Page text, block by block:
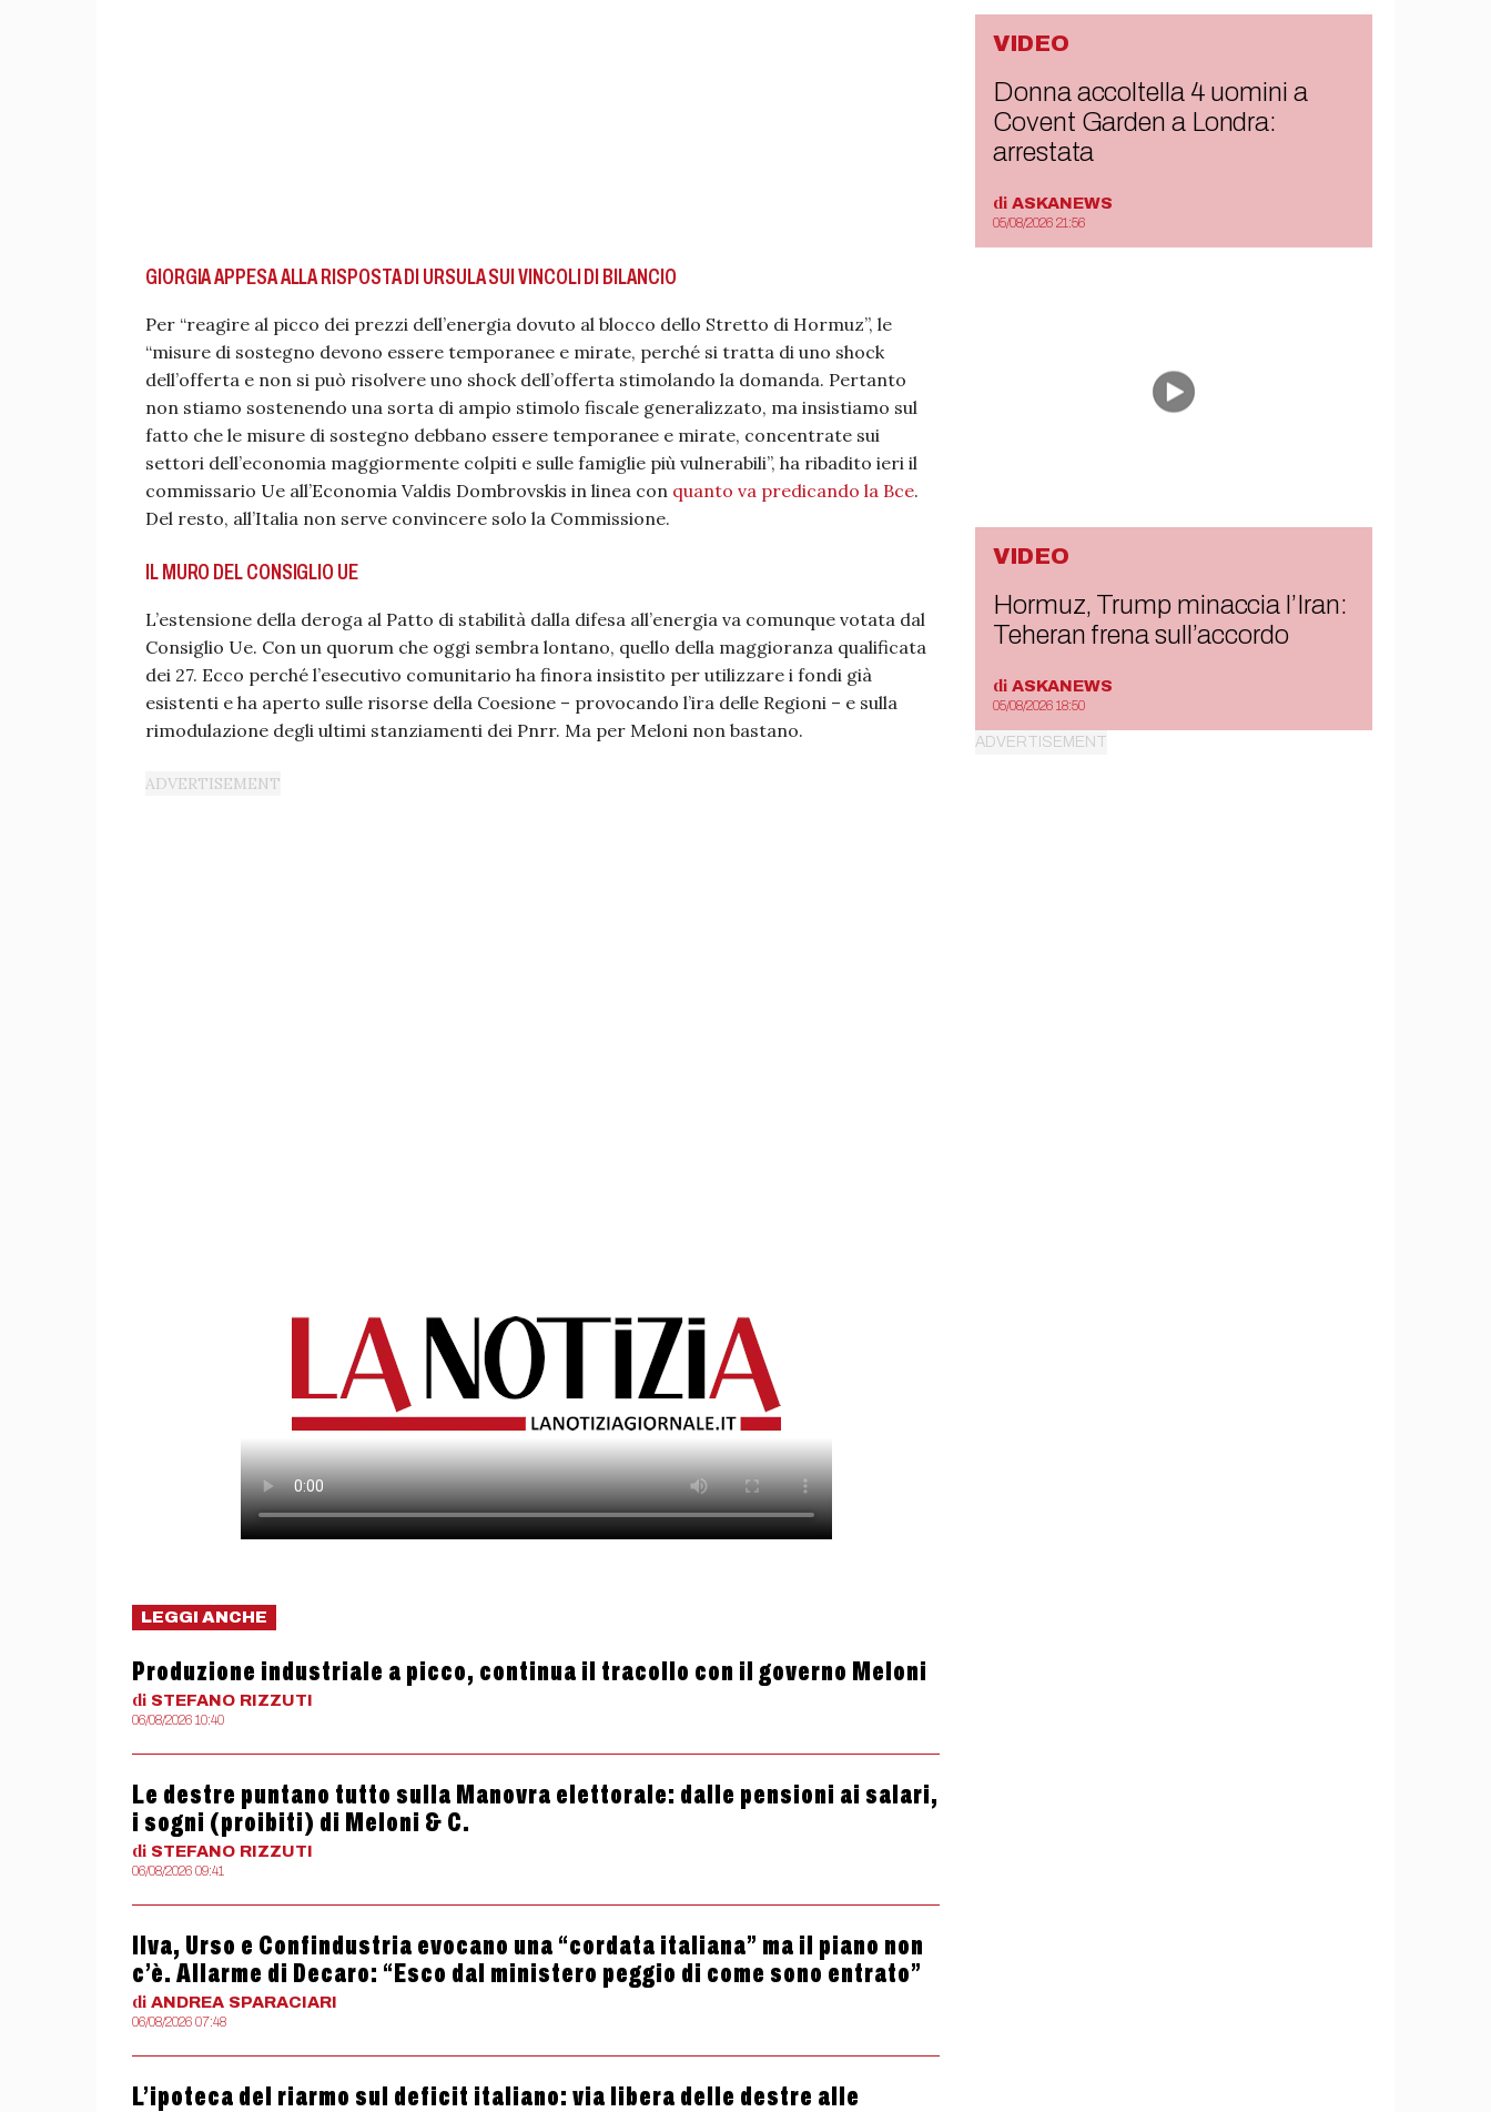
GIORGIA APPESA ALLA RISPOSTA DI URSULA SUI VINCOLI DI BILANCIO
Per “reagire al picco dei prezzi dell’energia dovuto al blocco dello Stretto di Hormuz”, le
“misure di sostegno devono essere temporanee e mirate, perché si tratta di uno shock
dell’offerta e non si può risolvere uno shock dell’offerta stimolando la domanda. Pertanto
non stiamo sostenendo una sorta di ampio stimolo fiscale generalizzato, ma insistiamo sul
fatto che le misure di sostegno debbano essere temporanee e mirate, concentrate sui
settori dell’economia maggiormente colpiti e sulle famiglie più vulnerabili”, ha ribadito ieri il
commissario Ue all’Economia Valdis Dombrovskis in linea con quanto va predicando la Bce.
Del resto, all’Italia non serve convincere solo la Commissione.
IL MURO DEL CONSIGLIO UE
L’estensione della deroga al Patto di stabilità dalla difesa all’energia va comunque votata dal
Consiglio Ue. Con un quorum che oggi sembra lontano, quello della maggioranza qualificata
dei 27. Ecco perché l’esecutivo comunitario ha finora insistito per utilizzare i fondi già
esistenti e ha aperto sulle risorse della Coesione – provocando l’ira delle Regioni – e sulla
rimodulazione degli ultimi stanziamenti dei Pnrr. Ma per Meloni non bastano.
LEGGI ANCHE
Produzione industriale a picco, continua il tracollo con il governo Meloni
di STEFANO RIZZUTI
06/08/2026 10:40
Le destre puntano tutto sulla Manovra elettorale: dalle pensioni ai salari,
i sogni (proibiti) di Meloni & C.
di STEFANO RIZZUTI
06/08/2026 09:41
Ilva, Urso e Confindustria evocano una “cordata italiana” ma il piano non
c’è. Allarme di Decaro: “Esco dal ministero peggio di come sono entrato”
di ANDREA SPARACIARI
06/08/2026 07:48
L’ipoteca del riarmo sul deficit italiano: via libera delle destre alle
VIDEO
Donna accoltella 4 uomini a
Covent Garden a Londra:
arrestata
di ASKANEWS
05/08/2026 21:56
VIDEO
Hormuz, Trump minaccia l’Iran:
Teheran frena sull’accordo
di ASKANEWS
05/08/2026 18:50